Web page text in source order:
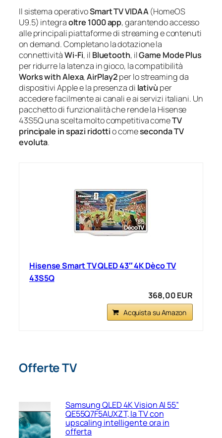
Il sistema operativoSmart TV VIDAA(HomeOS
U9.5) integraoltre 1000 app, garantendo accesso
alle principali piattaforme di streaming e contenuti
on demand. Completano la dotazione la
connettivitàWi‑Fi, il Bluetooth, ilGame Mode Plus
per ridurre la latenza in gioco, la compatibilità
Works with Alexa,AirPlay2per lo streaming da
dispositivi Apple e la presenza di lativù per
accedere facilmente ai canali e ai servizi italiani. Un
pacchetto di funzionalità che rende la Hisense
43S5Q una scelta molto competitiva comeTV
principale in spazi ridottio comeseconda TV
evoluta.
Hisense Smart TV QLED 43″ 4K Dèco TV
43S5Q
368,00 EUR
Acquista su Amazon
Offerte TV
Samsung QLED 4K Vision AI 55”
QE55Q7F5AUXZT, la TV con
upscaling intelligente ora in
offerta